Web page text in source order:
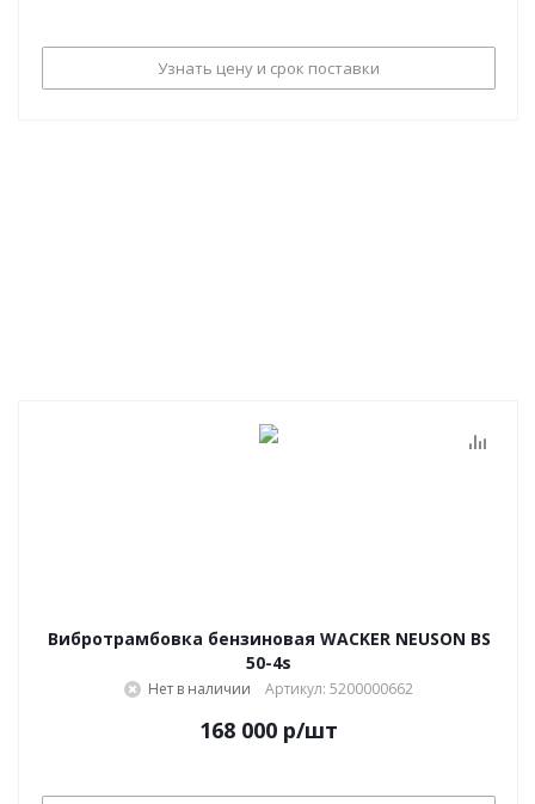
Узнать цену и срок поставки
Вибротрамбовка бензиновая WACKER NEUSON BS
50-4s
Нет в наличии Артикул: 5200000662
168 000 р/шт